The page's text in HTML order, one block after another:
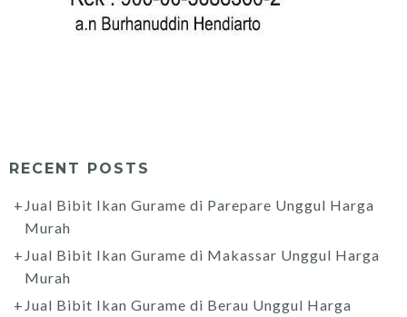
RECENT POSTS
Jual Bibit Ikan Gurame di Parepare Unggul Harga
Murah
Jual Bibit Ikan Gurame di Makassar Unggul Harga
Murah
Jual Bibit Ikan Gurame di Berau Unggul Harga